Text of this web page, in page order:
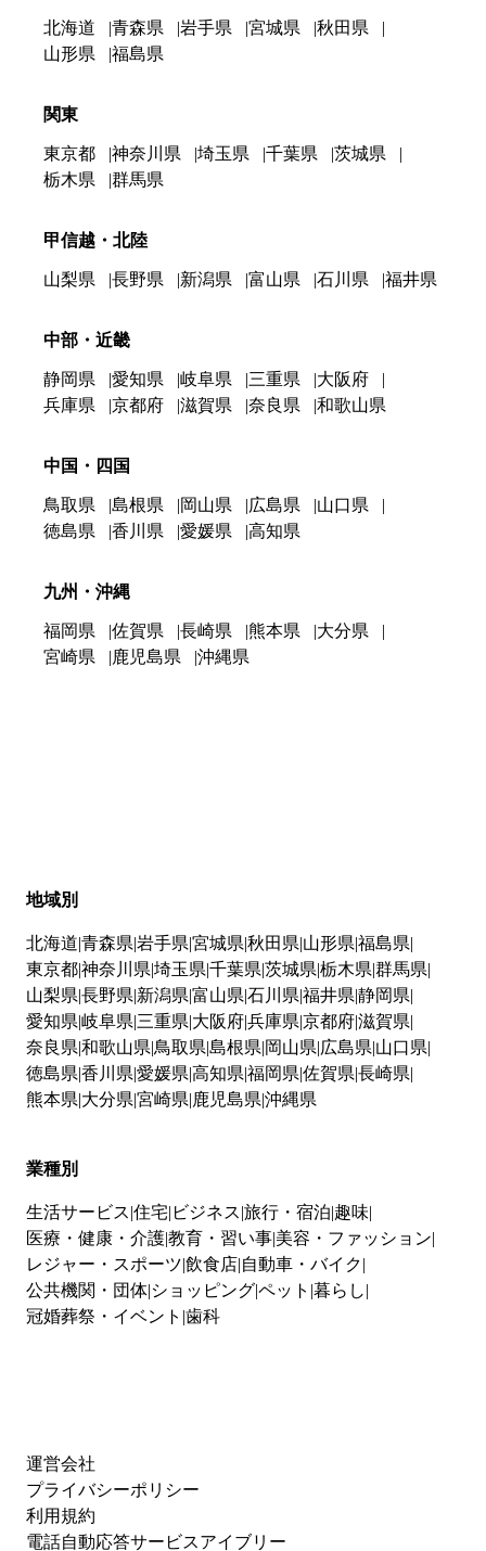
北海道 青森県 岩手県 宮城県
秋田県
山形県
福島県
関東
東京都 神奈川県 埼玉県 千葉県
茨城県
栃木県
群馬県
甲信越・北陸
山梨県 長野県 新潟県 富山県 石川県 福井県
中部・近畿
静岡県 愛知県 岐阜県 三重県
大阪府
兵庫県
京都府 滋賀県 奈良県 和歌山県
中国・四国
鳥取県 島根県 岡山県 広島県
山口県
徳島県
香川県 愛媛県 高知県
九州・沖縄
福岡県 佐賀県 長崎県 熊本県
大分県
宮崎県
鹿児島県 沖縄県
地域別
北海道 青森県 岩手県 宮城県 秋田県 山形県 福島県
東京都神奈川県 埼玉県 千葉県 茨城県 栃木県 群馬県
山梨県 長野県 新潟県 富山県 石川県 福井県 静岡県
愛知県 岐阜県 三重県 大阪府兵庫県 京都府滋賀県
奈良県 和歌山県 鳥取県 島根県 岡山県 広島県 山口県
徳島県 香川県 愛媛県 高知県 福岡県 佐賀県 長崎県
熊本県 大分県 宮崎県 鹿児島県 沖縄県
業種別
生活サービス 住宅 ビジネス 旅行・宿泊 趣味
医療・健康・介護教育・習い事 美容・ファッション
レジャー・スポーツ 飲食店 自動車・バイク
公共機関・団体 ショッピングペット 暮らし
冠婚葬祭・イベント 歯科
運営会社
プライバシーポリシー
利用規約
電話自動応答サービスアイブリー